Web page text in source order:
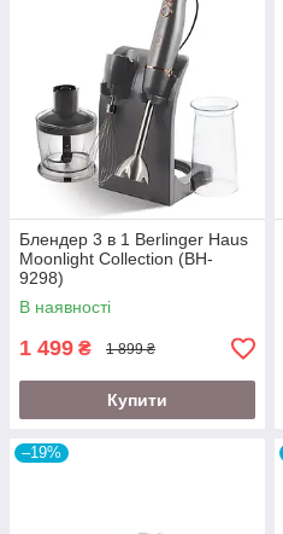
Блендер 3 в 1 Berlinger Haus
Moonlight Collection (BH-
9298)
В наявності
1 499 ₴ 1 899 ₴
Купити
–19%